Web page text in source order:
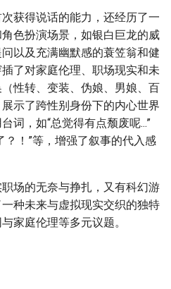
获得说话的能力，还经历了一
色扮演场景，如银白巨龙的威
以及充满幽默感的蓑笠翁和健
了对家庭伦理、职场现实和未
性转、变装、伪娘、男娘、百
示了跨性别身份下的内心世界
词，如“总觉得有点颓废呢...”
？！”等，增强了叙事的代入感
场的无奈与挣扎，又有科幻游
种未来与虚拟现实交织的独特
家庭伦理等多元议题。